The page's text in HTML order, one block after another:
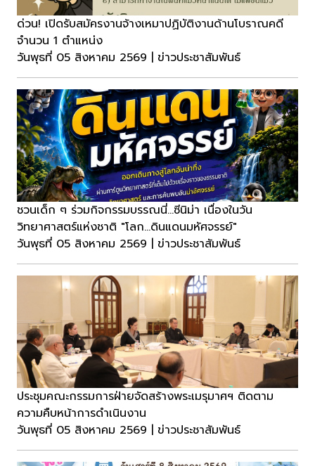
ด่วน! เปิดรับสมัครงานจ้างเหมาปฏิบัติงานด้านโบราณคดี
จำนวน 1 ตำแหน่ง
วันพุธที่ 05 สิงหาคม 2569 | ข่าวประชาสัมพันธ์
ชวนเด็ก ๆ ร่วมกิจกรรมบรรณนี่...ซีนิม่า เนื่องในวัน
วิทยาศาสตร์แห่งชาติ "โลก...ดินแดนมหัศจรรย์"
วันพุธที่ 05 สิงหาคม 2569 | ข่าวประชาสัมพันธ์
ประชุมคณะกรรมการฝ่ายจัดสร้างพระเมรุมาศฯ ติดตาม
ความคืบหน้าการดำเนินงาน
วันพุธที่ 05 สิงหาคม 2569 | ข่าวประชาสัมพันธ์